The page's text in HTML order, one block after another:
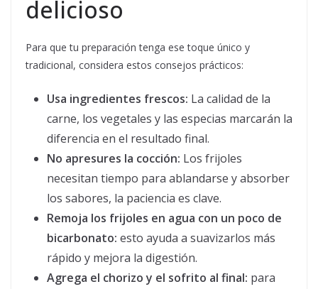
delicioso
Para que tu preparación tenga ese toque único y
tradicional, considera estos consejos prácticos:
Usa ingredientes frescos: La calidad de la
carne, los vegetales y las especias marcarán la
diferencia en el resultado final.
No apresures la cocción: Los frijoles
necesitan tiempo para ablandarse y absorber
los sabores, la paciencia es clave.
Remoja los frijoles en agua con un poco de
bicarbonato: esto ayuda a suavizarlos más
rápido y mejora la digestión.
Agrega el chorizo y el sofrito al final: para